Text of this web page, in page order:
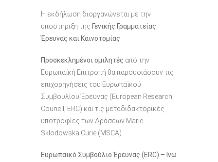
Η εκδήλωση διοργανώνεται με την
υποστήριξη της Γενικής Γραμματείας
Έρευνας και Καινοτομίας
Προσκεκλημένοι ομιλητές από την
Ευρωπαϊκή Επιτροπή θα παρουσιάσουν τις
επιχορηγήσεις του Ευρωπαϊκού
Συμβουλίου Έρευνας (European Research
Council, ERC) και τις μεταδιδακτορικές
υποτροφίες των Δράσεων Marie
Sklodowska Curie (MSCA).
Ευρωπαϊκό Συμβούλιο Έρευνας (ERC) – Ινώ